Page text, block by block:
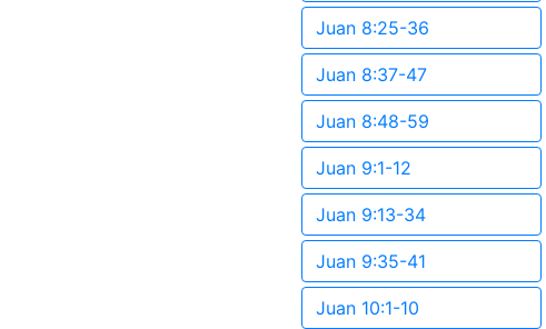
Juan 8:25-36
Juan 8:37-47
Juan 8:48-59
Juan 9:1-12
Juan 9:13-34
Juan 9:35-41
Juan 10:1-10